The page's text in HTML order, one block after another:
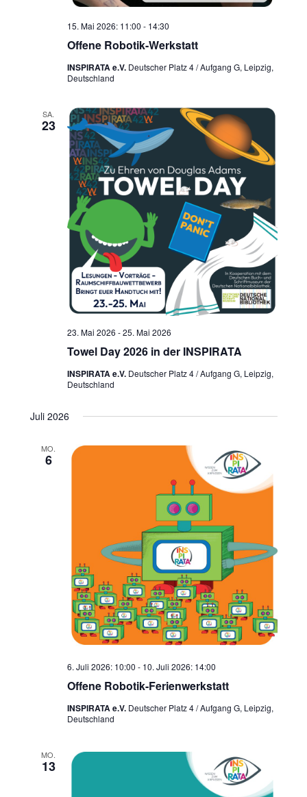
Offene Robotik-Werkstatt
15. Mai 2026: 11:00 - 14:30
INSPIRATA e.V. Deutscher Platz 4 / Aufgang G, Leipzig,
Deutschland
SA.
23
Towel Day 2026 in der INSPIRATA
23. Mai 2026 -25. Mai 2026
INSPIRATA e.V. Deutscher Platz 4 / Aufgang G, Leipzig,
Deutschland
Juli 2026
MO.
6
Offene Robotik-Ferienwerkstatt
6. Juli 2026: 10:00 - 10. Juli 2026: 14:00
INSPIRATA e.V. Deutscher Platz 4 / Aufgang G, Leipzig,
Deutschland
MO.
13